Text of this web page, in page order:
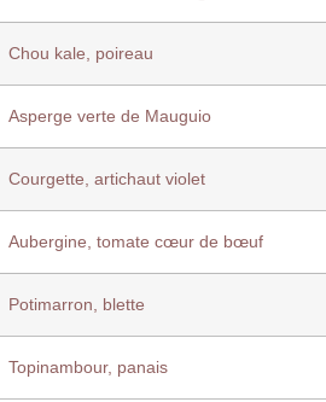
Chou kale, poireau
Asperge verte de Mauguio
Courgette, artichaut violet
Aubergine, tomate cœur de bœuf
Potimarron, blette
Topinambour, panais